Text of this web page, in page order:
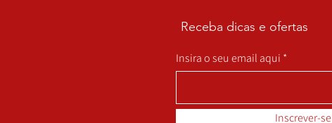
Receba dicas e ofertas
Insira o seu email aqui
Inscrever-se